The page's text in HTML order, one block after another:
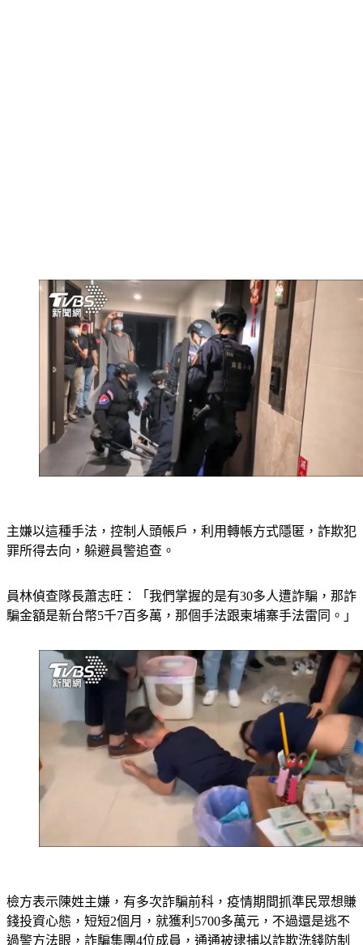
主嫌以這種手法，控制人頭帳戶，利用轉帳方式隱匿，詐欺犯
罪所得去向，躲避員警追查。
員林偵查隊長蕭志旺：「我們掌握的是有30多人遭詐騙，那詐
騙金額是新台幣5千7百多萬，那個手法跟柬埔寨手法雷同。」
檢方表示陳姓主嫌，有多次詐騙前科，疫情期間抓準民眾想賺
錢投資心態，短短2個月，就獲利5700多萬元，不過還是逃不
過警方法眼，詐騙集團4位成員，通通被逮捕以詐欺洗錢防制